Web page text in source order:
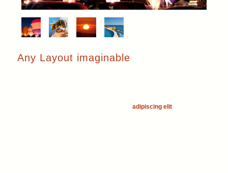
Any Layout imaginable
adipiscing elit. Aenean